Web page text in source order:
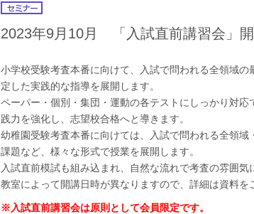
2023年9月10月 「入試直前講習会」
小学校受験考査本番に向けて、入試で問われる全領域
定した実践的な指導を展開します。
ペーパー・個別・集団・運動の各テストにしっかり対
践力を強化し、志望校合格へと導きます。
幼稚園受験考査本番に向けては、入試で問われる全領
課題など、様々な形式で授業を展開します。
入試直前模試も組み込まれ、自然な流れで考査の雰囲気
教室によって開講日時が異なりますので、詳細は資料を
※入試直前講習会は原則として会員限定です。